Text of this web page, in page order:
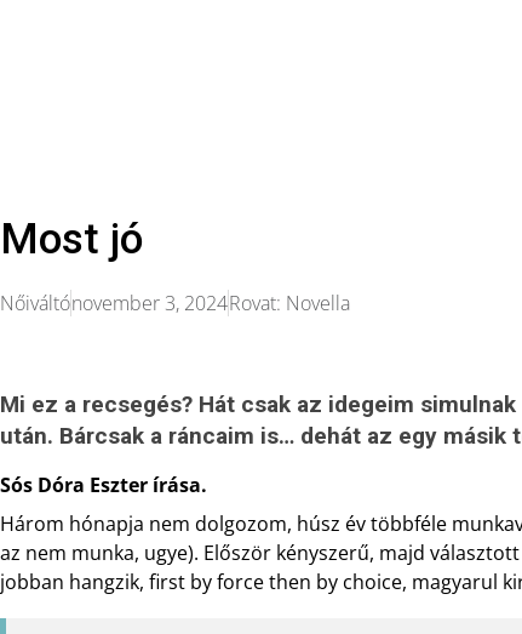
Most jó
Nőiváltónovember 3, 2024Rovat: Novella
Mi ez a recsegés? Hát csak az idegeim
után. Bárcsak a ráncaim is… dehát az egy másik
Sós Dóra Eszter írása.
Három hónapja nem dolgozom, húsz év többféle
az nem munka, ugye). Először kényszerű, majd
jobban hangzik, first by force then by choice, magyarul